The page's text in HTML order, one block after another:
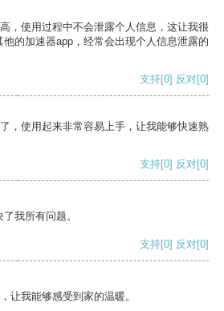
，使用过程中不会泄露个人信息，这让我很
的加速器app，经常会出现个人信息泄露的
支持[0] 反对[0]
，使用起来非常容易上手，让我能够快速熟
支持[0] 反对[0]
我所有问题。
支持[0] 反对[0]
让我能够感受到家的温暖。